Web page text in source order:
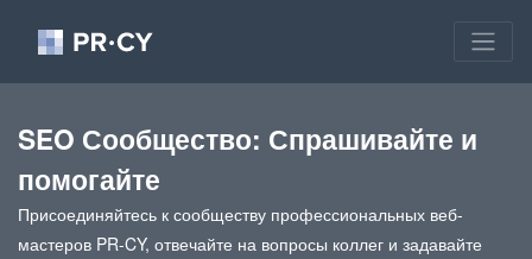
SEO Сообщество: Спрашивайте и
помогайте
Присоединяйтесь к сообществу профессиональных веб-
мастеров PR-CY, отвечайте на вопросы коллег и задавайте